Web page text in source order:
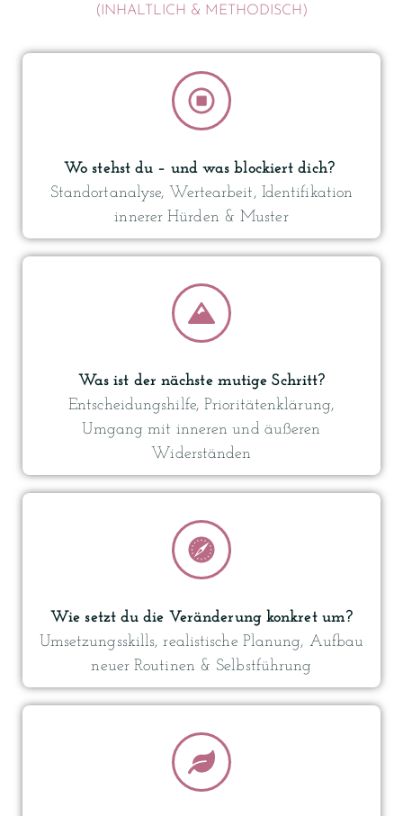
(INHALTLICH & METHODISCH)
Wo stehst du – und was blockiert dich?
Standortanalyse, Wertearbeit, Identifikation
innerer Hürden & Muster
Was ist der nächste mutige Schritt?
Entscheidungshilfe, Prioritätenklärung,
Umgang mit inneren und äußeren
Widerständen
Wie setzt du die Veränderung konkret um?
Umsetzungsskills, realistische Planung, Aufbau
neuer Routinen & Selbstführung